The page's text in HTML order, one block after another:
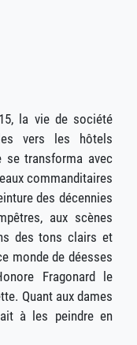
la vie de société
vers les hôtels
se transforma avec
commanditaires
des décennies
aux scènes
des tons clairs et
monde de déesses
Fragonard le
Quant aux dames
à les peindre en